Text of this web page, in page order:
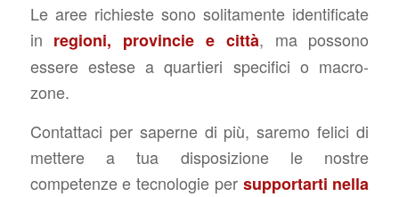
Le aree richieste sono solitamente identificate
in regioni, provincie e città, ma possono
essere estese a quartieri specifici o macro-
zone.
Contattaci per saperne di più, saremo felici di
mettere a tua disposizione le nostre
competenze e tecnologie per supportarti nella